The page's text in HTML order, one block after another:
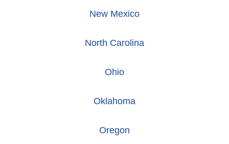
New Mexico
North Carolina
Ohio
Oklahoma
Oregon